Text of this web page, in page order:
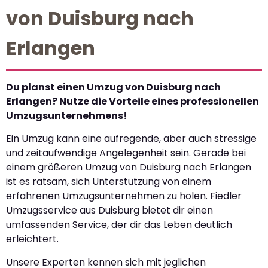
von Duisburg nach
Erlangen
Du planst einen Umzug von Duisburg nach
Erlangen? Nutze die Vorteile eines professionellen
Umzugsunternehmens!
Ein Umzug kann eine aufregende, aber auch stressige
und zeitaufwendige Angelegenheit sein. Gerade bei
einem größeren Umzug von Duisburg nach Erlangen
ist es ratsam, sich Unterstützung von einem
erfahrenen Umzugsunternehmen zu holen. Fiedler
Umzugsservice aus Duisburg bietet dir einen
umfassenden Service, der dir das Leben deutlich
erleichtert.
Unsere Experten kennen sich mit jeglichen